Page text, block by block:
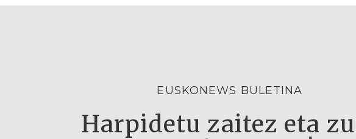
EUSKONEWS BULETINA
Harpidetu zaitez eta